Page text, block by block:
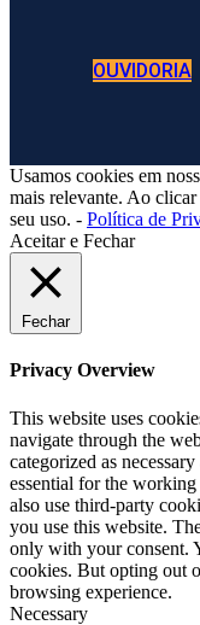
OUVIDORIA
Usamos cookies em
mais relevante. Ao
seu uso. - Política de
Aceitar e Fechar
Fechar
Privacy Overview
This website uses
navigate through the
categorized as
essential for the
also use third-party
you use this website.
only with your consent.
cookies. But opting out
browsing experience.
Necessary